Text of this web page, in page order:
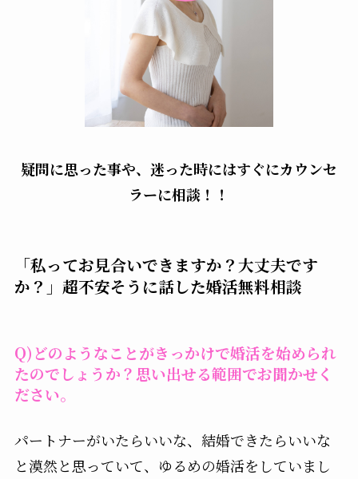
疑問に思った事や、迷った時にはすぐにカウンセ
ラーに相談！！
「私ってお見合いできますか？大丈夫です
か？」超不安そうに話した婚活無料相談
Q)どのようなことがきっかけで婚活を始められ
たのでしょうか？思い出せる範囲でお聞かせく
ださい。
パートナーがいたらいいな、結婚できたらいいな
と漠然と思っていて、ゆるめの婚活をしていまし